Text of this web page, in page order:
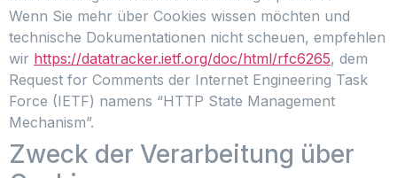
Wenn Sie mehr über Cookies wissen möchten und
technische Dokumentationen nicht scheuen, empfehlen
wir https://datatracker.ietf.org/doc/html/rfc6265, dem
Request for Comments der Internet Engineering Task
Force (IETF) namens “HTTP State Management
Mechanism”.
Zweck der Verarbeitung über